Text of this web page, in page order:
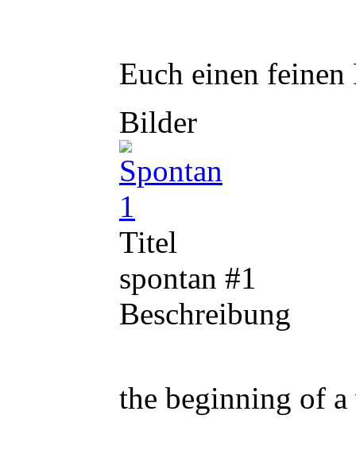
Euch einen
Bilder
Titel
spontan #1
Beschreibung
the beginning of